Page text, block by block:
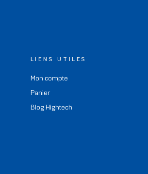
LIENS UTILES
Mon compte
Panier
Blog Hightech